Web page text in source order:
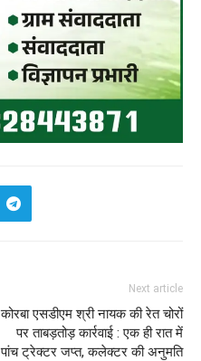
Next article
कोरबा एसडीएम श्री नायक की रेत चोरों
पर ताबड़तोड़ कार्रवाई : एक ही रात में
पांच ट्रेक्टर जप्त, कलेक्टर की अनुमति